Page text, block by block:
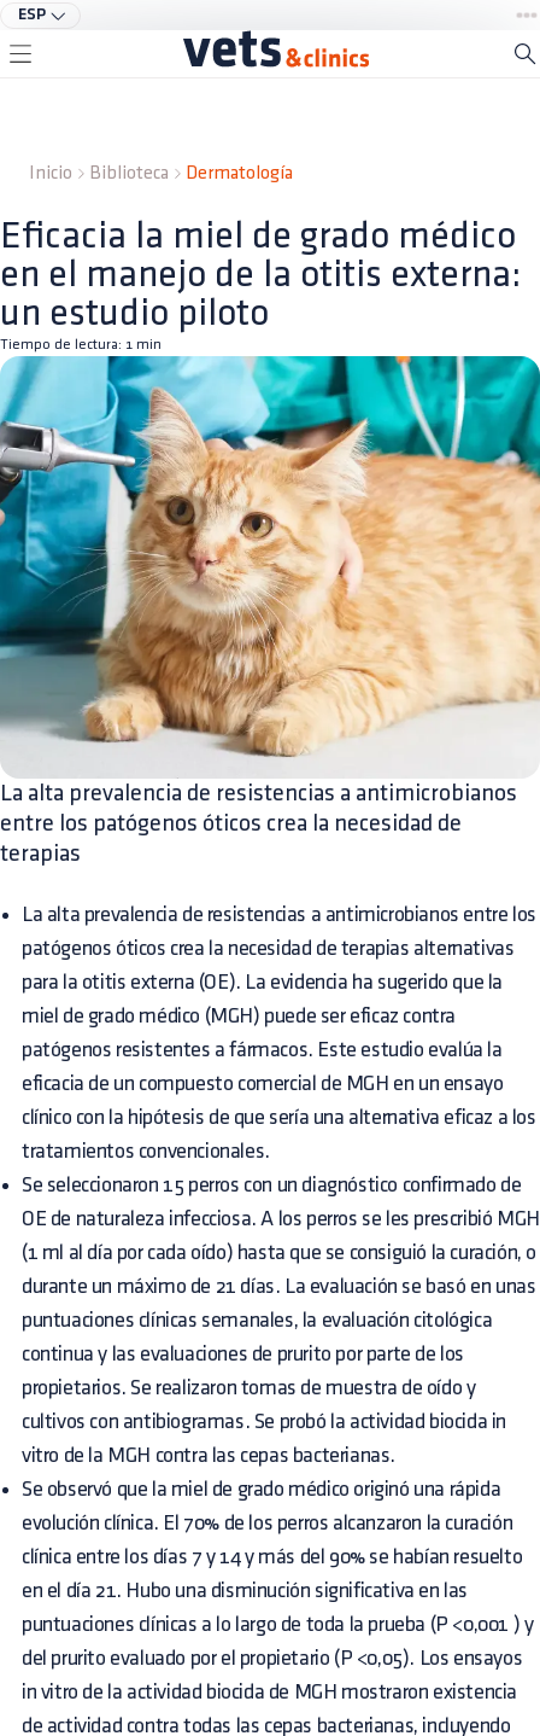
ESP
Inicio Biblioteca Dermatología
Eficacia la miel de grado médico
en el manejo de la otitis externa:
un estudio piloto
Tiempo de lectura: 1 min
La alta prevalencia de resistencias a antimicrobianos
entre los patógenos óticos crea la necesidad de
terapias
La alta prevalencia de resistencias a antimicrobianos entre los
patógenos óticos crea la necesidad de terapias alternativas
para la otitis externa (OE). La evidencia ha sugerido que la
miel de grado médico (MGH) puede ser eficaz contra
patógenos resistentes a fármacos. Este estudio evalúa la
eficacia de un compuesto comercial de MGH en un ensayo
clínico con la hipótesis de que sería una alternativa eficaz a los
tratamientos convencionales.
Se seleccionaron 15 perros con un diagnóstico confirmado de
OE de naturaleza infecciosa. A los perros se les prescribió MGH
(1 ml al día por cada oído) hasta que se consiguió la curación, o
durante un máximo de 21 días. La evaluación se basó en unas
puntuaciones clínicas semanales, la evaluación citológica
continua y las evaluaciones de prurito por parte de los
propietarios. Se realizaron tomas de muestra de oído y
cultivos con antibiogramas. Se probó la actividad biocida in
vitro de la MGH contra las cepas bacterianas.
Se observó que la miel de grado médico originó una rápida
evolución clínica. El 70% de los perros alcanzaron la curación
clínica entre los días 7 y 14 y más del 90% se habían resuelto
en el día 21. Hubo una disminución significativa en las
puntuaciones clínicas a lo largo de toda la prueba (P <0,001 ) y
del prurito evaluado por el propietario (P <0,05). Los ensayos
in vitro de la actividad biocida de MGH mostraron existencia
de actividad contra todas las cepas bacterianas, incluyendo